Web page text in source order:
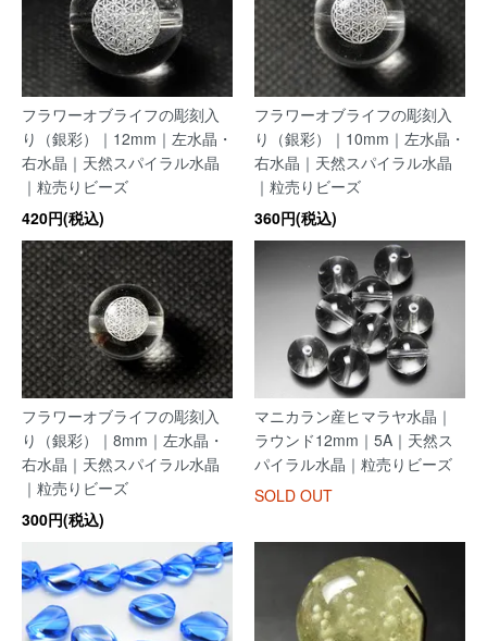
フラワーオブライフの彫刻入
り（銀彩）｜12mm｜左水晶・
右水晶｜天然スパイラル水晶
｜粒売りビーズ
420円(税込)
フラワーオブライフの彫刻入
り（銀彩）｜10mm｜左水晶・
右水晶｜天然スパイラル水晶
｜粒売りビーズ
360円(税込)
フラワーオブライフの彫刻入
り（銀彩）｜8mm｜左水晶・
右水晶｜天然スパイラル水晶
｜粒売りビーズ
300円(税込)
マニカラン産ヒマラヤ水晶｜
ラウンド12mm｜5A｜天然ス
パイラル水晶｜粒売りビーズ
SOLD OUT